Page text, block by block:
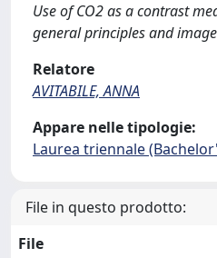
Use of CO2 as a contrast
general principles and
Relatore
AVITABILE, ANNA
Appare nelle tipologie:
Laurea triennale
File in questo prodotto:
File